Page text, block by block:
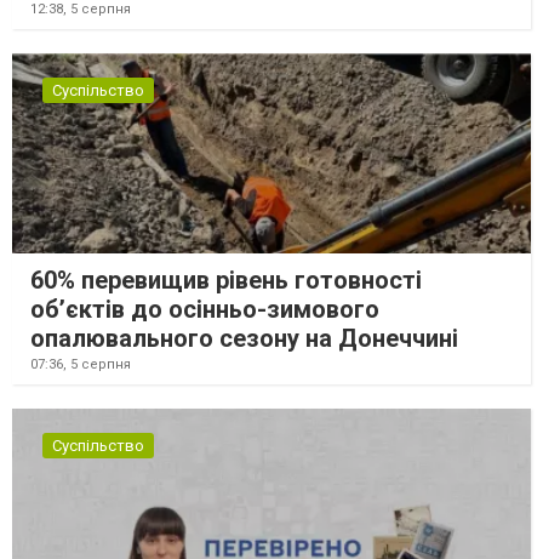
12:38, 5 серпня
Суспільство
60% перевищив рівень готовності
об’єктів до осінньо-зимового
опалювального сезону на Донеччині
07:36, 5 серпня
Суспільство